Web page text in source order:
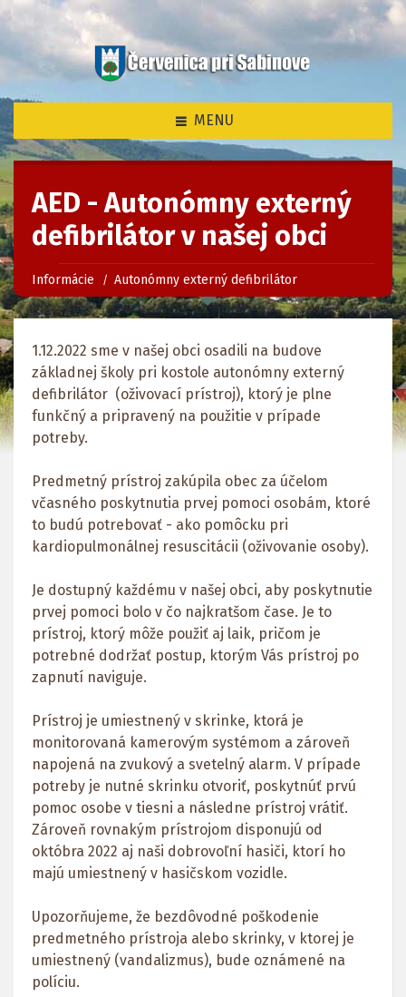
MENU
AED - Autonómny externý
defibrilátor v našej obci
Informácie Autonómny externý defibrilátor
1.12.2022 sme v našej obci osadili na budove
základnej školy pri kostole autonómny externý
defibrilátor (oživovací prístroj), ktorý je plne
funkčný a pripravený na použitie v prípade
potreby.
Predmetný prístroj zakúpila obec za účelom
včasného poskytnutia prvej pomoci osobám, ktoré
to budú potrebovať - ako pomôcku pri
kardiopulmonálnej resuscitácii (oživovanie osoby).
Je dostupný každému v našej obci, aby poskytnutie
prvej pomoci bolo v čo najkratšom čase. Je to
prístroj, ktorý môže použiť aj laik, pričom je
potrebné dodržať postup, ktorým Vás prístroj po
zapnutí naviguje.
Prístroj je umiestnený v skrinke, ktorá je
monitorovaná kamerovým systémom a zároveň
napojená na zvukový a svetelný alarm. V prípade
potreby je nutné skrinku otvoriť, poskytnúť prvú
pomoc osobe v tiesni a následne prístroj vrátiť.
Zároveň rovnakým prístrojom disponujú od
októbra 2022 aj naši dobrovoľní hasiči, ktorí ho
majú umiestnený v hasičskom vozidle.
Upozorňujeme, že bezdôvodné poškodenie
predmetného prístroja alebo skrinky, v ktorej je
umiestnený (vandalizmus), bude oznámené na
políciu.